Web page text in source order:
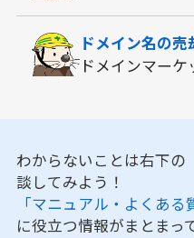
ドメイン名の売
ドメインマーケ
わからないことは右下の
談してみよう！
「マニュアル・よくある
に役立つ情報がまとまっ